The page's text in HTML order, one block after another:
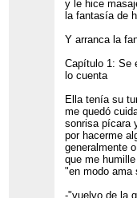
y le hice
la fantasía de
Y arranca la
Capítulo 1: Se
lo cuenta
Ella tenía su
me quedó
sonrisa pícara
por hacerme
generalmente
que me
"en modo ama
-"vuelvo de la